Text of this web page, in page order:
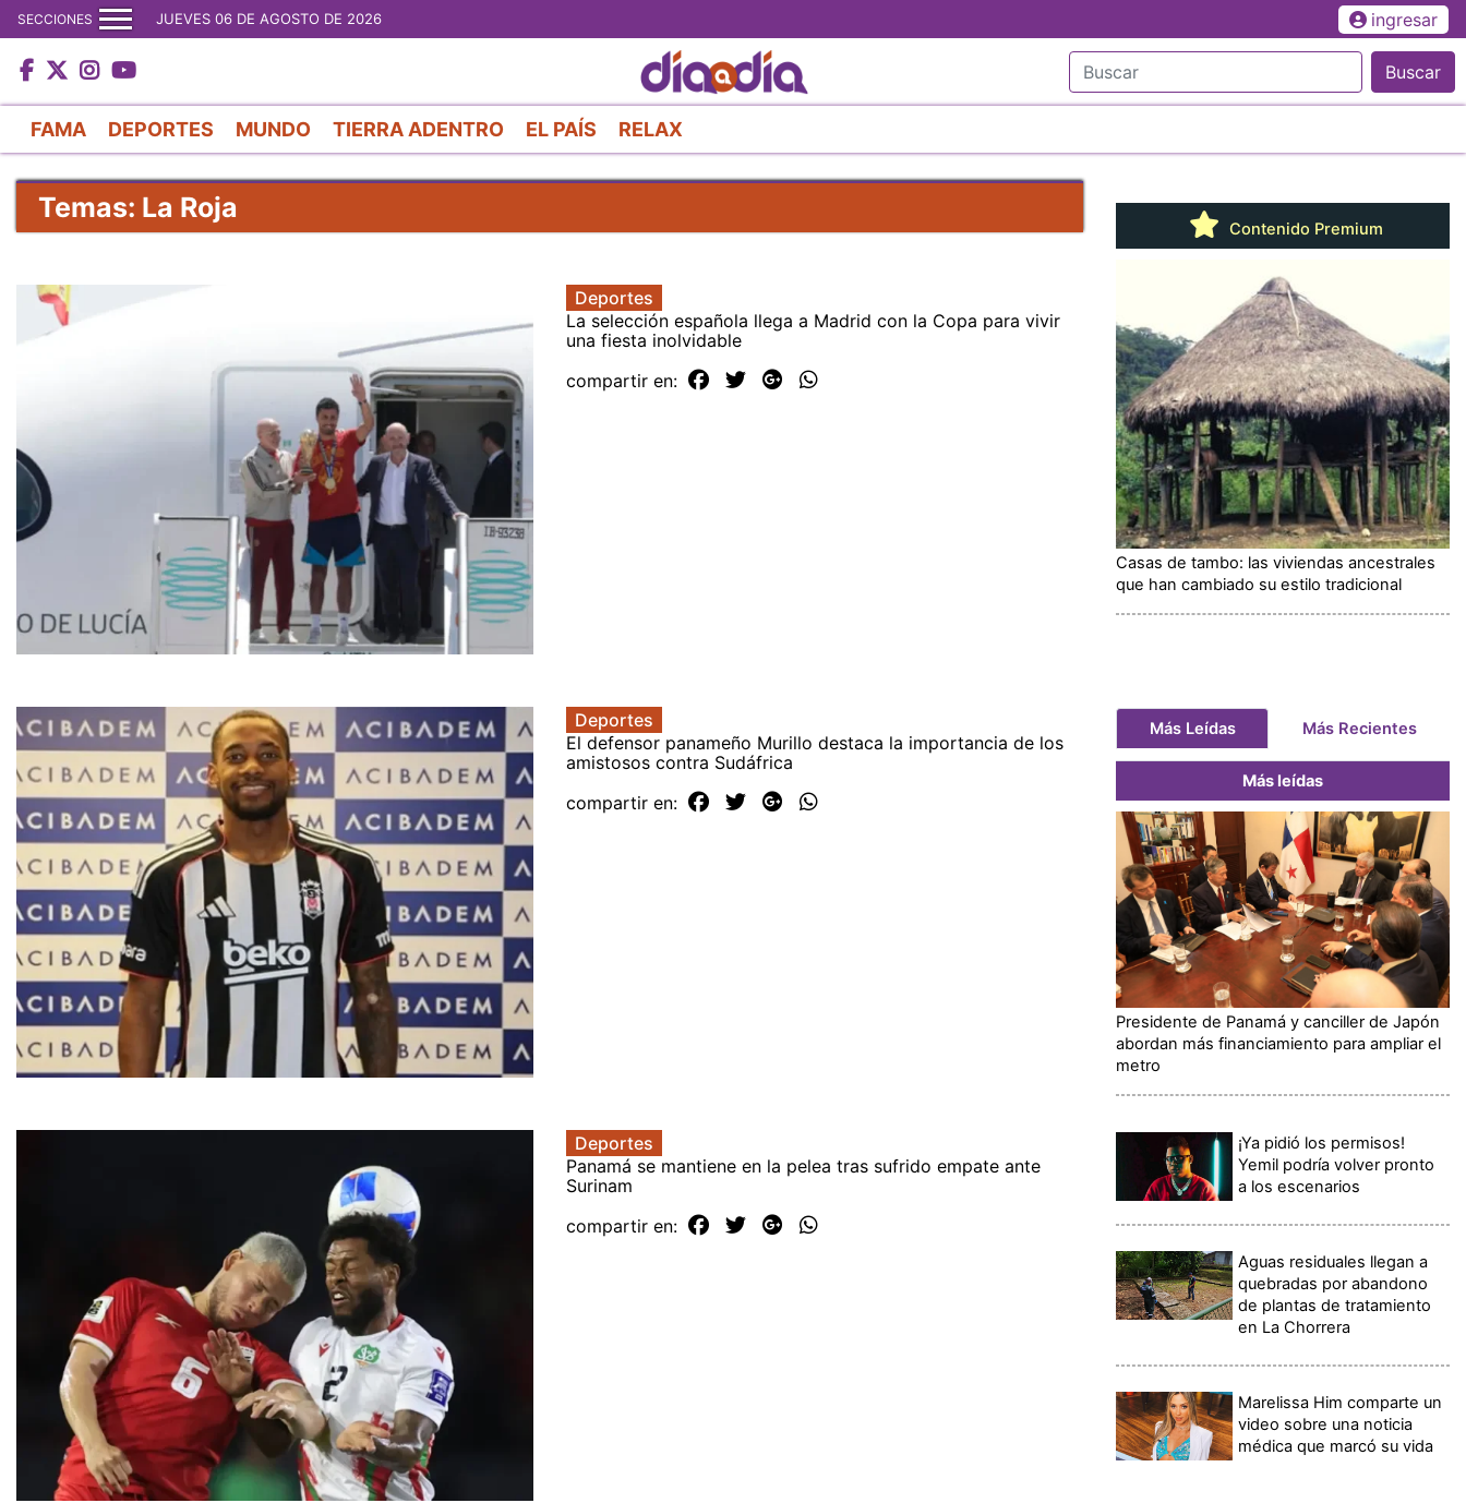
al
contenido
principal
SECCIONES JUEVES 06 DE AGOSTO DE 2026 ingresar
Buscar
FAMA DEPORTES MUNDO TIERRA ADENTRO EL PAÍS RELAX
Temas: La Roja
Deportes
La selección española llega a Madrid con la Copa para vivir
una fiesta inolvidable
compartir en:
Deportes
El defensor panameño Murillo destaca la importancia de los
amistosos contra Sudáfrica
compartir en:
Deportes
Panamá se mantiene en la pelea tras sufrido empate ante
Surinam
compartir en:
Contenido Premium
Casas de tambo: las viviendas ancestrales
que han cambiado su estilo tradicional
Más Leídas Más Recientes
Más leídas
Presidente de Panamá y canciller de Japón
abordan más financiamiento para ampliar el
metro
¡Ya pidió los permisos!
Yemil podría volver pronto
a los escenarios
Aguas residuales llegan a
quebradas por abandono
de plantas de tratamiento
en La Chorrera
Marelissa Him comparte un
video sobre una noticia
médica que marcó su vida